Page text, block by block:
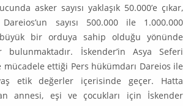
asker sayısı yaklaşık 50.000’e çıkar,
sayısı 500.000 ile 1.000.000
bir orduya sahip olduğu yönünde
bulunmaktadır. İsken­der’in Asya Seferi
mücadele ettiği Pers hükümdarı Dareios ile
etik değerler içerisinde geçer. Hatta
annesi, eşi ve çocukları için İsken­der